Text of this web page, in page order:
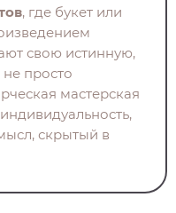
, где букет или
свою истинную,
просто
мастерская
скрытый в